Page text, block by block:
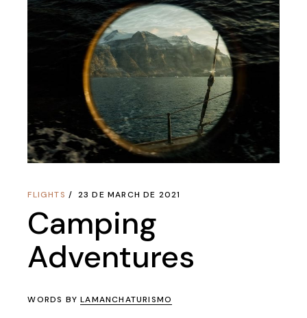
FLIGHTS 23 DE MARCH DE 2021
Camping
Adventures
WORDS BYLAMANCHATURISMO